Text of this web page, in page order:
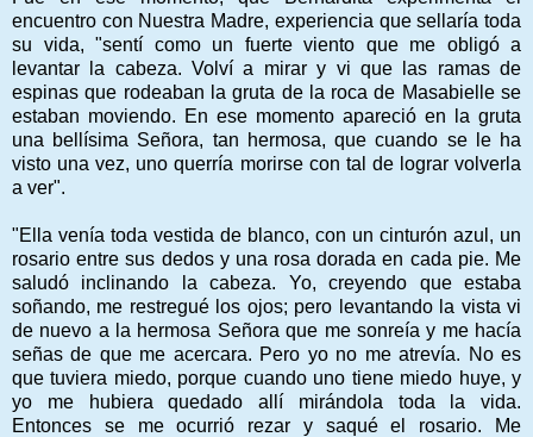
encuentro con Nuestra Madre, experiencia que sellaría toda
su vida, "sentí como un fuerte viento que me obligó a
levantar la cabeza. Volví a mirar y vi que las ramas de
espinas que rodeaban la gruta de la roca de Masabielle se
estaban moviendo. En ese momento apareció en la gruta
una bellísima Señora, tan hermosa, que cuando se le ha
visto una vez, uno querría morirse con tal de lograr volverla
a ver".
"Ella venía toda vestida de blanco, con un cinturón azul, un
rosario entre sus dedos y una rosa dorada en cada pie. Me
saludó inclinando la cabeza. Yo, creyendo que estaba
soñando, me restregué los ojos; pero levantando la vista vi
de nuevo a la hermosa Señora que me sonreía y me hacía
señas de que me acercara. Pero yo no me atrevía. No es
que tuviera miedo, porque cuando uno tiene miedo huye, y
yo me hubiera quedado allí mirándola toda la vida.
Entonces se me ocurrió rezar y saqué el rosario. Me